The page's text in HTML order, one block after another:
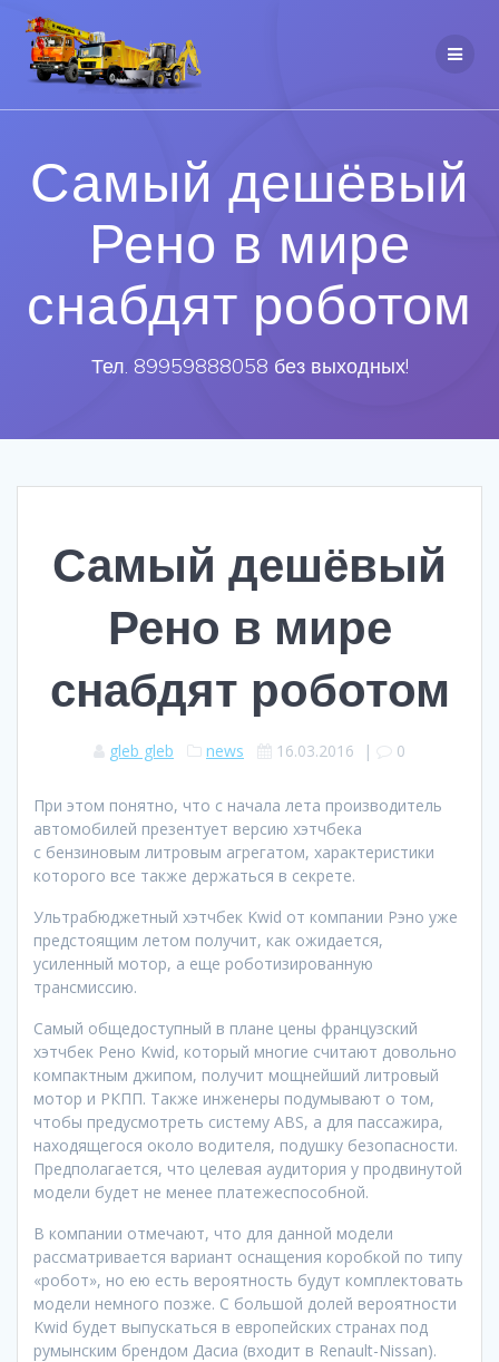
Самый дешёвый
Рено в мире
снабдят роботом
Тел. 89959888058 без выходных!
Самый дешёвый
Рено в мире
снабдят роботом
gleb gleb news 16.03.2016 | 0
При этом понятно, что с начала лета производитель
автомобилей презентует версию хэтчбека
с бензиновым литровым агрегатом, характеристики
которого все также держаться в секрете.
Ультрабюджетный хэтчбек Kwid от компании Рэно уже
предстоящим летом получит, как ожидается,
усиленный мотор, а еще роботизированную
трансмиссию.
Самый общедоступный в плане цены французский
хэтчбек Рено Kwid, который многие считают довольно
компактным джипом, получит мощнейший литровый
мотор и РКПП. Также инженеры подумывают о том,
чтобы предусмотреть систему ABS, а для пассажира,
находящегося около водителя, подушку безопасности.
Предполагается, что целевая аудитория у продвинутой
модели будет не менее платежеспособной.
В компании отмечают, что для данной модели
рассматривается вариант оснащения коробкой по типу
«робот», но ею есть вероятность будут комплектовать
модели немного позже. С большой долей вероятности
Kwid будет выпускаться в европейских странах под
румынским брендом Дасиа (входит в Renault-Nissan).